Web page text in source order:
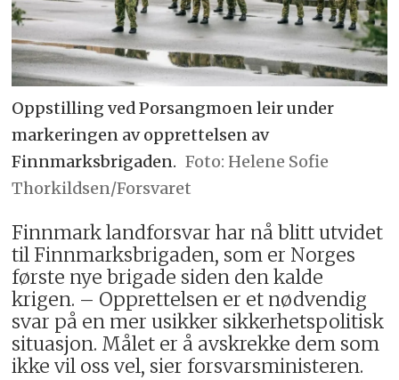
Oppstilling ved Porsangmoen leir under
markeringen av opprettelsen av
Finnmarksbrigaden.
Helene Sofie
Thorkildsen/Forsvaret
Finnmark landforsvar har nå blitt utvidet
til Finnmarksbrigaden, som er Norges
første nye brigade siden den kalde
krigen. – Opprettelsen er et nødvendig
svar på en mer usikker sikkerhetspolitisk
situasjon. Målet er å avskrekke dem som
ikke vil oss vel, sier forsvarsministeren.